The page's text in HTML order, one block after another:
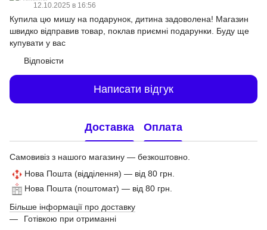
12.10.2025 в 16:56
Купила цю мишу на подарунок, дитина задоволена! Магазин
швидко відправив товар, поклав приємні подарунки. Буду ще
купувати у вас
Відповісти
Написати відгук
Доставка Оплата
Самовивіз з нашого магазину — безкоштовно.
Нова Пошта (відділення) — від 80 грн.
Нова Пошта (поштомат) — від 80 грн.
Більше інформації про доставку
Готівкою при отриманні